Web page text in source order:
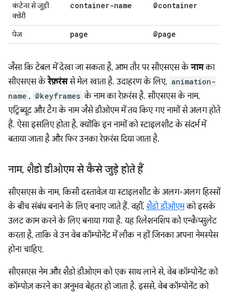
कंटेनर से जुड़ी
क्वेरी
container-name @container
पेज page @page
जैसा कि टेबल में देखा जा सकता है, आम तौर पर सीएसएस केनामका
सीएसएस केरेफ़रंससे मेल खाता है. उदाहरण के लिए, animation-
name , @keyframes के नाम का रेफ़रंस है. सीएसएस के नाम,
एट्रिब्यूट और टैग के नाम जैसे डीओएम में तय किए गए नामों से अलग होते
हैं. ऐसा इसलिए होता है, क्योंकि इन नामों को स्टाइलशीट के संदर्भ में
बताया जाता है और फिर उनका रेफ़रंस दिया जाता है.
नाम, शैडो डीओएम से कैसे जुड़े होते हैं
सीएसएस के नाम, किसी दस्तावेज़ या स्टाइलशीट के अलग-अलग हिस्सों
के बीच संबंध बनाने के लिए बनाए जाते हैं. वहीं, शैडो डीओएमको इसके
उलट काम करने के लिए बनाया गया है. यह रिलेशनशिप को एन्कैप्सुलेट
करता है, ताकि वे उन वेब कॉम्पोनेंट में लीक न हों जिनका अपना नेमस्पेस
होना चाहिए.
सीएसएस नेम और शैडो डीओएम को एक साथ लाने से, वेब कॉम्पोनेंट को
कॉम्पोज़ करने का अनुभव बेहतर हो जाता है. इससे, वेब कॉम्पोनेंट को